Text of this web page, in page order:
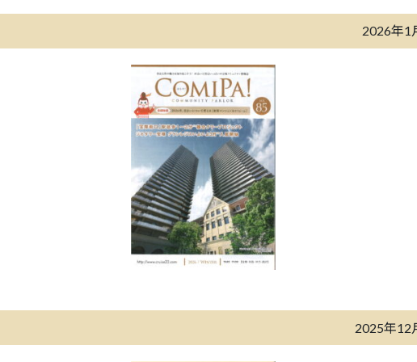
2026年1
2025年12